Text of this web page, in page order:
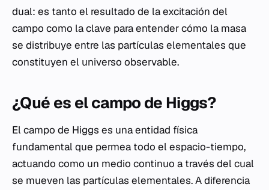
dual: es tanto el resultado de la excitación del
campo como la clave para entender cómo la masa
se distribuye entre las partículas elementales que
constituyen el universo observable.
¿Qué es el campo de Higgs?
El campo de Higgs es una entidad física
fundamental que permea todo el espacio-tiempo,
actuando como un medio continuo a través del cual
se mueven las partículas elementales. A diferencia